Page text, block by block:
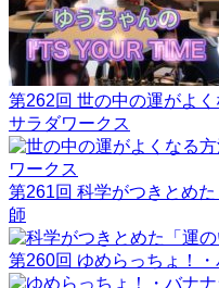
第262回 世の中の運がよ
サラダワークス
第261回 科学がつきとめ
師
第260回 ゆめらっちょ！